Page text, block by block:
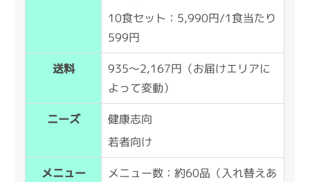
10食セット：5,990円/1食当たり
599円
送料 935～2,167円（お届けエリアに
よって変動）
ニーズ
健康志向
若者向け
メニュー メニュー数：約60品（入れ替えあ